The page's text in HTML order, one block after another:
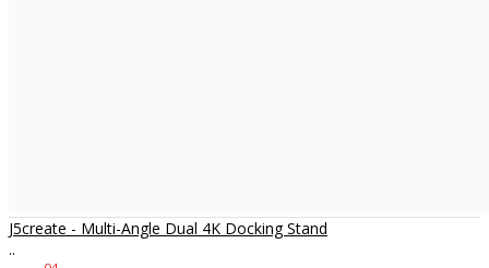
J5create - Multi-Angle Dual 4K Docking Stand
..